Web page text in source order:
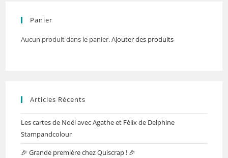
Panier
Aucun produit dans le panier.Ajouter des produits
Articles Récents
Les cartes de Noël avec Agathe et Félix de Delphine
Stampandcolour
🎉 Grande première chez Quiscrap ! 🎉